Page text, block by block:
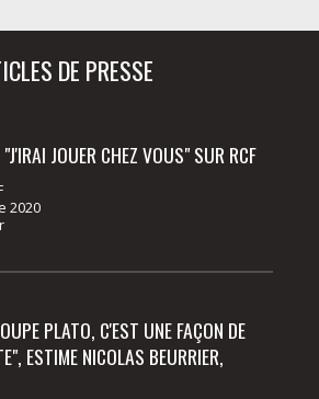
DE PRESSE
"J'IRAI JOUER CHEZ VOUS" SUR RCF
2020
PLATO, C'EST UNE FAÇON DE
ESTIME NICOLAS BEURRIER,